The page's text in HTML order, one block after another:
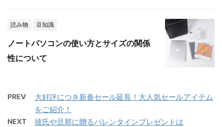
読み物 豆知識
ノートパソコンの使い方とサイズの関係
性について
PREV
大好評につき新春セール延長！大人気セールアイテム
をご紹介！
NEXT
彼氏や旦那に贈るバレンタインプレゼントは